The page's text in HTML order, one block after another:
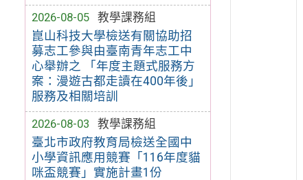
2026-08-05
教學課務組
崑山科技大學檢送有關協助招
募志工參與由臺南青年志工中
心舉辦之 「年度主題式服務方
案：漫遊古都走讀在400年後」
服務及相關培訓
2026-08-03
教學課務組
臺北市政府教育局檢送全國中
小學資訊應用競賽「116年度貓
咪盃競賽」實施計畫1份